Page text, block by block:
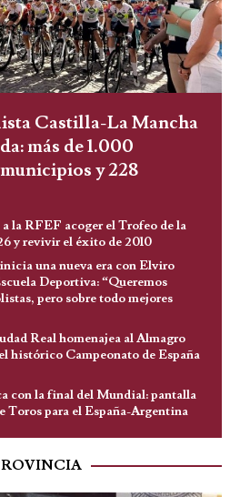
Castilla-La Mancha
más de 1.000
y 228
la RFEF acoger el Trofeo de la
y revivir el éxito de 2010
una nueva era con Elviro
Deportiva: “Queremos
pero sobre todo mejores
Real homenajea al Almagro
histórico Campeonato de España
con la final del Mundial: pantalla
Toros para el España-Argentina